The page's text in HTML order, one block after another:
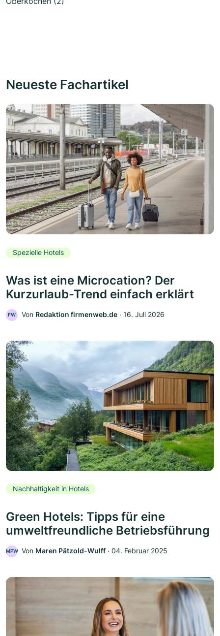
Neueste Fachartikel
Spezielle Hotels
Was ist eine Microcation? Der
Kurzurlaub-Trend einfach erklärt
FW Von Redaktion firmenweb.de ‧ 16. Juli 2026
Nachhaltigkeit in Hotels
Green Hotels: Tipps für eine
umweltfreundliche Betriebsführung
MPW Von Maren Pätzold-Wulff ‧ 04. Februar 2025